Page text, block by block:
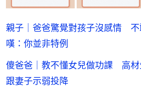
親子｜爸爸驚覺對孩子沒感情
嘆：你並非特例
傻爸爸｜教不懂女兒做功課 高
跟妻子示弱投降